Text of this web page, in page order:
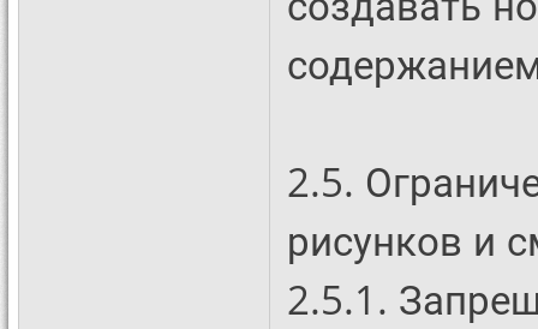
2.5.
рисунков и
2.5.1.